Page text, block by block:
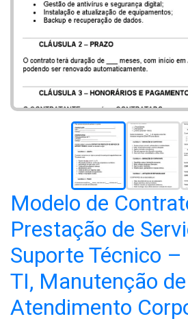
Modelo de
Prestação de
Suporte Técnico –
TI, Manutenção
Atendimento